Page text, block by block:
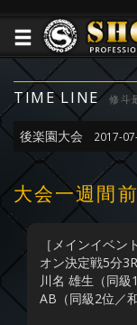
TIME LINE 修斗
後楽園大会 2017-
大会一週間
［メインイベ
オン決定戦5分3R
川名 雄生（同
AB（同級2位／